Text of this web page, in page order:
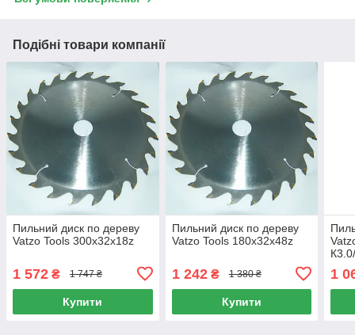
Подібні товари компанії
Пильний диск по дереву
Vatzo Tools 300х32х18z
1 572 ₴ 1 747 ₴
Купити
Пильний диск по дереву
Vatzo Tools 180х32х48z
1 242₴ 1 380 ₴
Купити
1